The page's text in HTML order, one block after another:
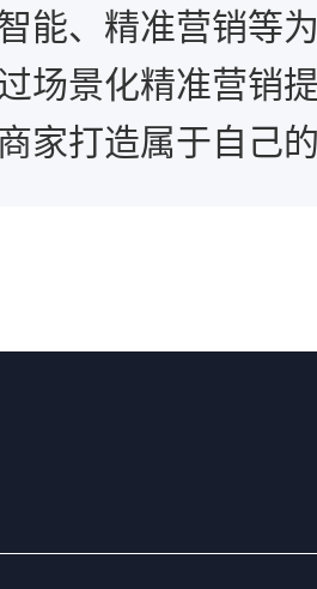
能、精准营销等
场景化精准营销
家打造属于自己